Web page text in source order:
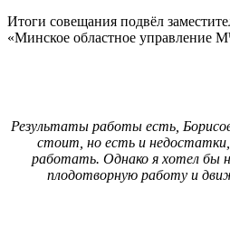
Итоги совещания подвёл
«Минское областное управление
Результаты работы есть,
стоит, но есть и
работать. Однако я хотел бы
плодотворную работу и